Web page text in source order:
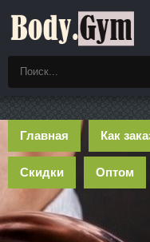
Главная Как
Скидки Оптом